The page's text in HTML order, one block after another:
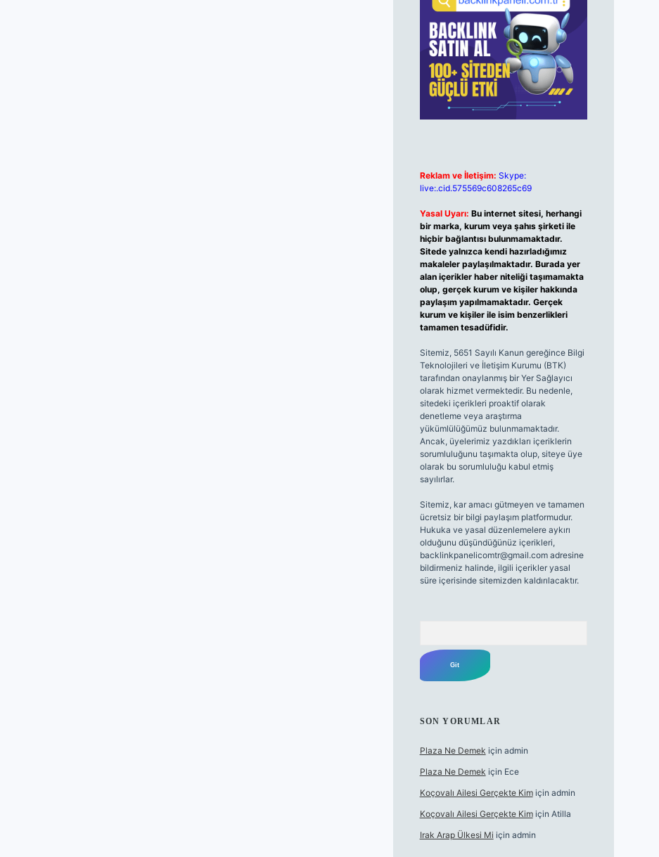
Reklam ve İletişim: Skype:
live:.cid.575569c608265c69
Yasal Uyarı: Bu internet sitesi, herhangi
bir marka, kurum veya şahıs şirketi ile
hiçbir bağlantısı bulunmamaktadır.
Sitede yalnızca kendi hazırladığımız
makaleler paylaşılmaktadır. Burada yer
alan içerikler haber niteliği taşımamakta
olup, gerçek kurum ve kişiler hakkında
paylaşım yapılmamaktadır. Gerçek
kurum ve kişiler ile isim benzerlikleri
tamamen tesadüfidir.
Sitemiz, 5651 Sayılı Kanun gereğince Bilgi
Teknolojileri ve İletişim Kurumu (BTK)
tarafından onaylanmış bir Yer Sağlayıcı
olarak hizmet vermektedir. Bu nedenle,
sitedeki içerikleri proaktif olarak
denetleme veya araştırma
yükümlülüğümüz bulunmamaktadır.
Ancak, üyelerimiz yazdıkları içeriklerin
sorumluluğunu taşımakta olup, siteye üye
olarak bu sorumluluğu kabul etmiş
sayılırlar.
Sitemiz, kar amacı gütmeyen ve tamamen
ücretsiz bir bilgi paylaşım platformudur.
Hukuka ve yasal düzenlemelere aykırı
olduğunu düşündüğünüz içerikleri,
backlinkpanelicomtr@gmail.comadresine
bildirmeniz halinde, ilgili içerikler yasal
süre içerisinde sitemizden kaldırılacaktır.
SON YORUMLAR
Plaza Ne Demek için admin
Plaza Ne Demek için Ece
Koçovalı Ailesi Gerçekte Kimiçin admin
Koçovalı Ailesi Gerçekte Kimiçin Atilla
Irak Arap Ülkesi Mi için admin